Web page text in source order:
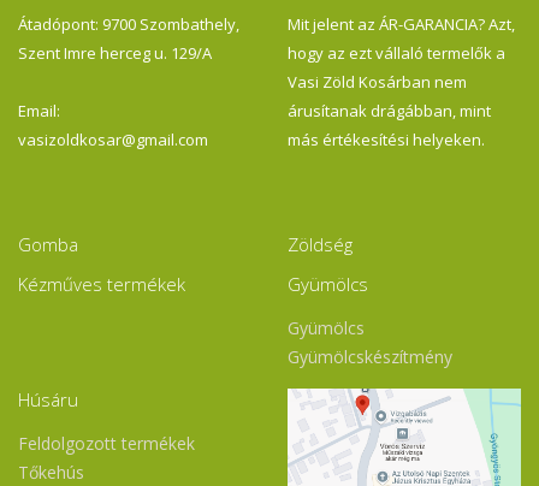
Átadópont: 9700 Szombathely,
Szent Imre herceg u. 129/A
Email:
vasizoldkosar@gmail.com
Mit jelent az ÁR-GARANCIA? Azt,
hogy az ezt vállaló termelők a
Vasi Zöld Kosárban nem
árusítanak drágábban, mint
más értékesítési helyeken.
Gomba
Kézműves termékek
Zöldség
Gyümölcs
Gyümölcs
Gyümölcskészítmény
Húsáru
Feldolgozott termékek
Tőkehús